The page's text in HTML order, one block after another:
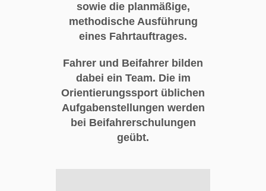
sowie die planmäßige,
methodische Ausführung
eines Fahrtauftrages.
Fahrer und Beifahrer bilden
dabei ein Team. Die im
Orientierungssport üblichen
Aufgabenstellungen werden
bei Beifahrerschulungen
geübt.